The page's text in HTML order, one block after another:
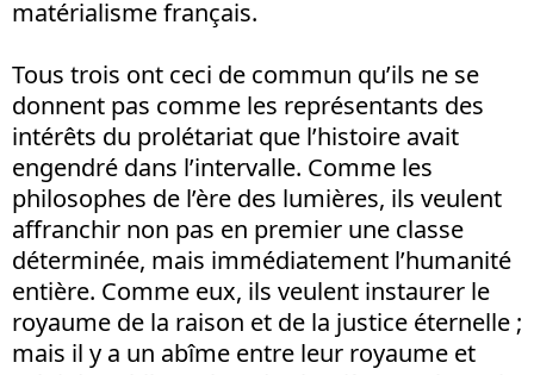
matérialisme français.
Tous trois ont ceci de commun qu’ils ne se
donnent pas comme les représentants des
intérêts du prolétariat que l’histoire avait
engendré dans l’intervalle. Comme les
philosophes de l’ère des lumières, ils veulent
affranchir non pas en premier une classe
déterminée, mais immédiatement l’humanité
entière. Comme eux, ils veulent instaurer le
royaume de la raison et de la justice éternelle ;
mais il y a un abîme entre leur royaume et